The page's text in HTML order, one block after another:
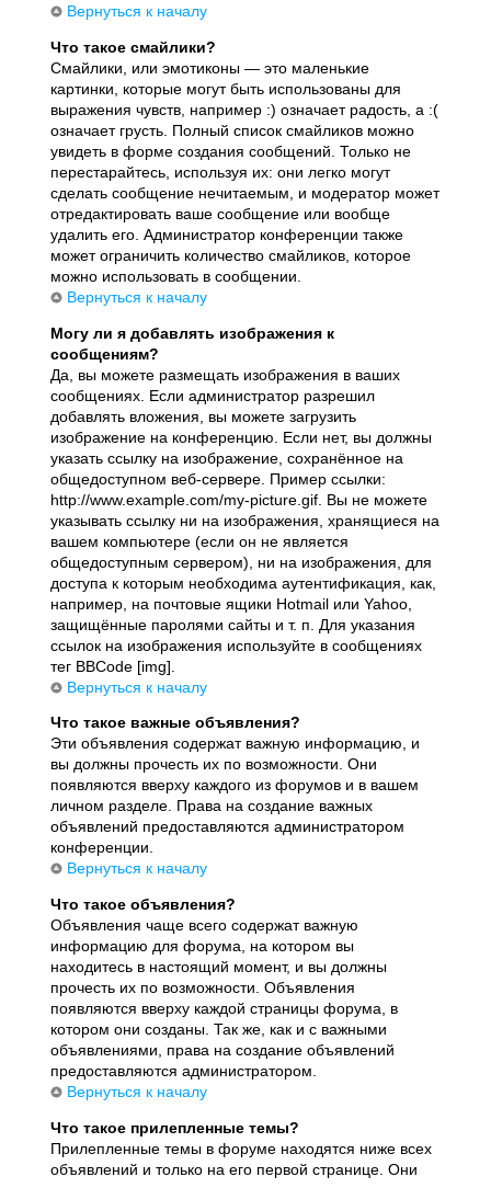
Вернуться к началу
Что такое смайлики?
Смайлики, или эмотиконы — это маленькие
картинки, которые могут быть использованы для
выражения чувств, например :) означает радость, а :(
означает грусть. Полный список смайликов можно
увидеть в форме создания сообщений. Только не
перестарайтесь, используя их: они легко могут
сделать сообщение нечитаемым, и модератор может
отредактировать ваше сообщение или вообще
удалить его. Администратор конференции также
может ограничить количество смайликов, которое
можно использовать в сообщении.
Вернуться к началу
Могу ли я добавлять изображения к
сообщениям?
Да, вы можете размещать изображения в ваших
сообщениях. Если администратор разрешил
добавлять вложения, вы можете загрузить
изображение на конференцию. Если нет, вы должны
указать ссылку на изображение, сохранённое на
общедоступном веб-сервере. Пример ссылки:
http://www.example.com/my-picture.gif. Вы не можете
указывать ссылку ни на изображения, хранящиеся на
вашем компьютере (если он не является
общедоступным сервером), ни на изображения, для
доступа к которым необходима аутентификация, как,
например, на почтовые ящики Hotmail или Yahoo,
защищённые паролями сайты и т. п. Для указания
ссылок на изображения используйте в сообщениях
тег BBCode [img].
Вернуться к началу
Что такое важные объявления?
Эти объявления содержат важную информацию, и
вы должны прочесть их по возможности. Они
появляются вверху каждого из форумов и в вашем
личном разделе. Права на создание важных
объявлений предоставляются администратором
конференции.
Вернуться к началу
Что такое объявления?
Объявления чаще всего содержат важную
информацию для форума, на котором вы
находитесь в настоящий момент, и вы должны
прочесть их по возможности. Объявления
появляются вверху каждой страницы форума, в
котором они созданы. Так же, как и с важными
объявлениями, права на создание объявлений
предоставляются администратором.
Вернуться к началу
Что такое прилепленные темы?
Прилепленные темы в форуме находятся ниже всех
объявлений и только на его первой странице. Они